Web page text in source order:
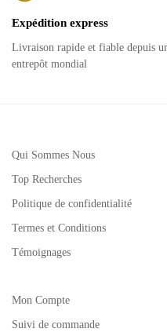
Expédition express
Livraison rapide et fiable depuis
entrepôt mondial
Qui Sommes Nous
Top Recherches
Politique de confidentialité
Termes et Conditions
Témoignages
Mon Compte
Suivi de commande